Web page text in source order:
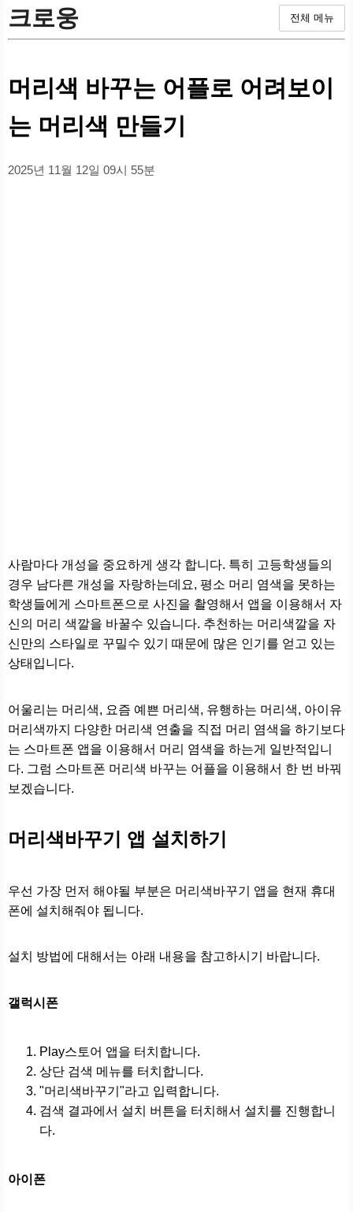
크로웅 전체 메뉴
머리색 바꾸는 어플로 어려보이
는 머리색 만들기
2025년 11월 12일 09시 55분
사람마다 개성을 중요하게 생각 합니다. 특히 고등학생들의
경우 남다른 개성을 자랑하는데요, 평소 머리 염색을 못하는
학생들에게 스마트폰으로 사진을 촬영해서 앱을 이용해서 자
신의 머리 색깔을 바꿀수 있습니다. 추천하는 머리색깔을 자
신만의 스타일로 꾸밀수 있기 때문에 많은 인기를 얻고 있는
상태입니다.
어울리는 머리색, 요즘 예쁜 머리색, 유행하는 머리색, 아이유
머리색까지 다양한 머리색 연출을 직접 머리 염색을 하기보다
는 스마트폰 앱을 이용해서 머리 염색을 하는게 일반적입니
다. 그럼 스마트폰 머리색 바꾸는 어플을 이용해서 한 번 바꿔
보겠습니다.
머리색바꾸기 앱 설치하기
우선 가장 먼저 해야될 부분은 머리색바꾸기 앱을 현재 휴대
폰에 설치해줘야 됩니다.
설치 방법에 대해서는 아래 내용을 참고하시기 바랍니다.
갤럭시폰
Play스토어 앱을 터치합니다.
상단 검색 메뉴를 터치합니다.
"머리색바꾸기"라고 입력합니다.
검색 결과에서 설치 버튼을 터치해서 설치를 진행합니
다.
아이폰